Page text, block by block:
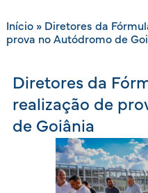
Início» Diretores da
prova no Autódromo de
Diretores da
realização de
de Goiânia